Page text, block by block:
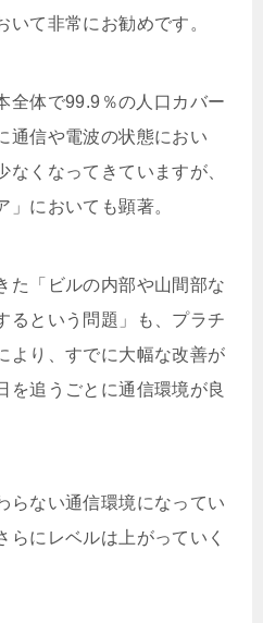
いて非常にお勧めです。
全体で99.9％の人口カバー
通信や電波の状態におい
くなってきていますが、
」においても顕著。
た「ビルの内部や山間部な
るという問題」も、プラチ
より、すでに大幅な改善が
を追うごとに通信環境が良
らない通信環境になってい
らにレベルは上がっていく